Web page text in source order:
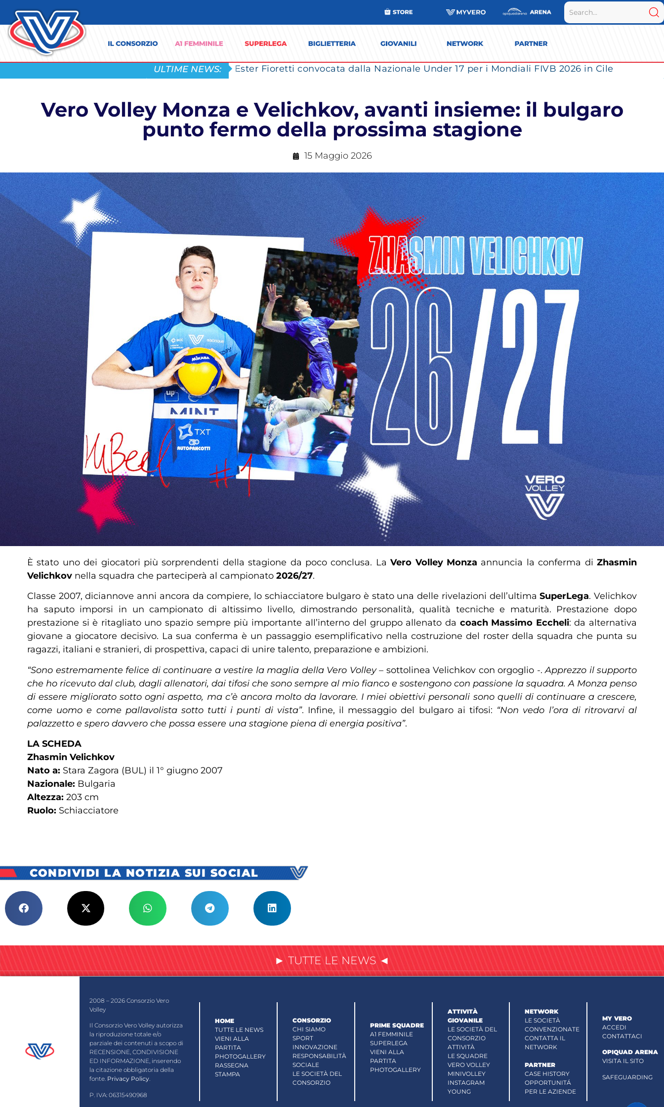
ULTIME NEWS: Ester Fioretti convocata dalla Nazionale Under 17 per i Mondiali FIVB 2026 in Cile
Vero Volley Monza e Velichkov, avanti insieme: il bulgaro
punto fermo della prossima stagione
15 Maggio 2026
È stato uno dei giocatori più sorprendenti della stagione da poco conclusa. LaVero Volley Monza annuncia la conferma diZhasmin
Velichkov nella squadra che parteciperà al campionato 2026/27.
Classe 2007, diciannove anni ancora da compiere, lo schiacciatore bulgaro è stato una delle rivelazioni dell’ultimaSuperLega. Velichkov
ha saputo imporsi in un campionato di altissimo livello, dimostrando personalità, qualità tecniche e maturità. Prestazione dopo
prestazione si è ritagliato uno spazio sempre più importante all’interno del gruppo allenato da coach Massimo Eccheli: da alternativa
giovane a giocatore decisivo. La sua conferma è un passaggio esemplificativo nella costruzione del roster della squadra che punta su
ragazzi, italiani e stranieri, di prospettiva, capaci di unire talento, preparazione e ambizioni.
“Sono estremamente felice di continuare a vestire la maglia della Vero Volley– sottolinea Velichkov con orgoglio -.Apprezzo il supporto
che ho ricevuto dal club, dagli allenatori, dai tifosi che sono sempre al mio fianco e sostengono con passione la squadra. A Monza penso
di essere migliorato sotto ogni aspetto, ma c’è ancora molto da lavorare. I miei obiettivi personali sono quelli di continuare a crescere,
come uomo e come pallavolista sotto tutti i punti di vista”. Infine, il messaggio del bulgaro ai tifosi: “Non vedo l’ora di ritrovarvi al
palazzetto e spero davvero che possa essere una stagione piena di energia positiva”.
LA SCHEDA
Zhasmin Velichkov
Nato a: Stara Zagora (BUL) il 1° giugno 2007
Nazionale: Bulgaria
Altezza: 203 cm
Ruolo: Schiacciatore
CONDIVIDI LA NOTIZIA SUI SOCIAL
► TUTTE LE NEWS ◄
2008 – 2026 Consorzio Vero
Volley
Il Consorzio Vero Volley autorizza
la riproduzione totale e/o
parziale dei contenuti a scopo di
RECENSIONE, CONDIVISIONE
ED INFORMAZIONE, inserendo
la citazione obbligatoria della
fonte. Privacy Policy.
P. IVA: 06315490968
HOME
TUTTE LE NEWS
VIENI ALLA
PARTITA
PHOTOGALLERY
RASSEGNA
STAMPA
CONSORZIO
CHI SIAMO
SPORT
INNOVAZIONE
RESPONSABILITÀ
SOCIALE
LE SOCIETÀ DEL
CONSORZIO
PRIME SQUADRE
A1 FEMMINILE
SUPERLEGA
VIENI ALLA
PARTITA
PHOTOGALLERY
ATTIVITÀ
GIOVANILE
LE SOCIETÀ DEL
CONSORZIO
ATTIVITÀ
LE SQUADRE
VERO VOLLEY
MINIVOLLEY
INSTAGRAM
YOUNG
NETWORK
LE SOCIETÀ
CONVENZIONATE
CONTATTA IL
NETWORK
PARTNER
CASE HISTORY
OPPORTUNITÁ
PER LE AZIENDE
MY VERO
ACCEDI
CONTATTACI
OPIQUAD ARENA
VISITA IL SITO
SAFEGUARDING